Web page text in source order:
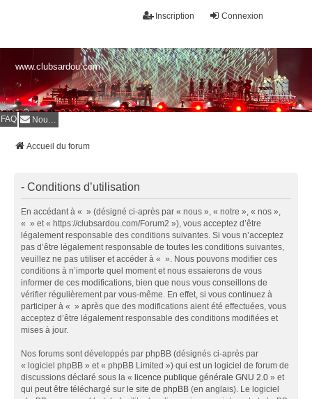
Connexion
Inscription
www.clubsardou.com
FAQ Nous contacter
Accueil du forum
- Conditions d’utilisation
En accédant à « » (désigné ci-après par « nous », « notre », « nos »,
« » et « https://clubsardou.com/Forum2 »), vous acceptez d’être
légalement responsable des conditions suivantes. Si vous n’acceptez
pas d’être légalement responsable de toutes les conditions suivantes,
veuillez ne pas utiliser et accéder à « ». Nous pouvons modifier ces
conditions à n’importe quel moment et nous essaierons de vous
informer de ces modifications, bien que nous vous conseillons de
vérifier régulièrement par vous-même. En effet, si vous continuez à
participer à « » après que des modifications aient été effectuées, vous
acceptez d’être légalement responsable des conditions modifiées et
mises à jour.
Nos forums sont développés par phpBB (désignés ci-après par
« logiciel phpBB » et « phpBB Limited ») qui est un logiciel de forum de
discussions déclaré sous la « licence publique générale GNU 2.0 » et
qui peut être téléchargé sur le site de phpBB (en anglais). Le logiciel